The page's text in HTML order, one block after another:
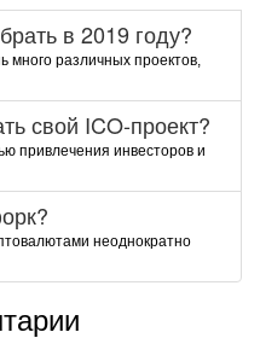
в 2019 году?
много различных проектов,
свой ICO-проект?
привлечения инвесторов и
неоднократно